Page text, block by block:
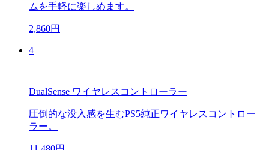
ムを手軽に楽しめます。
2,860円
4
DualSense ワイヤレスコントローラー
圧倒的な没入感を生むPS5純正ワイヤレスコントロー
ラー。